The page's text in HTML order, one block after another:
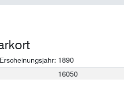
1890
16050